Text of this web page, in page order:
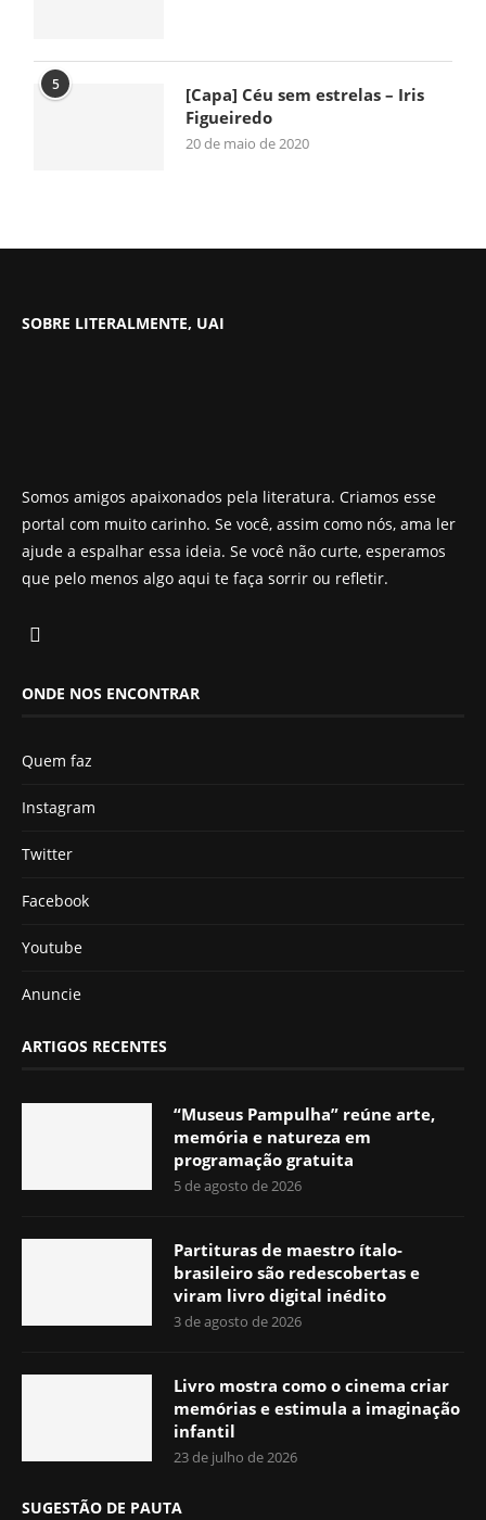
5
[Capa] Céu sem estrelas – Iris
Figueiredo
20 de maio de 2020
SOBRE LITERALMENTE, UAI
Somos amigos apaixonados pela literatura. Criamos esse
portal com muito carinho. Se você, assim como nós, ama ler
ajude a espalhar essa ideia. Se você não curte, esperamos
que pelo menos algo aqui te faça sorrir ou refletir.
ONDE NOS ENCONTRAR
Quem faz
Instagram
Twitter
Facebook
Youtube
Anuncie
ARTIGOS RECENTES
“Museus Pampulha” reúne arte,
memória e natureza em
programação gratuita
5 de agosto de 2026
Partituras de maestro ítalo-
brasileiro são redescobertas e
viram livro digital inédito
3 de agosto de 2026
Livro mostra como o cinema criar
memórias e estimula a imaginação
infantil
23 de julho de 2026
SUGESTÃO DE PAUTA